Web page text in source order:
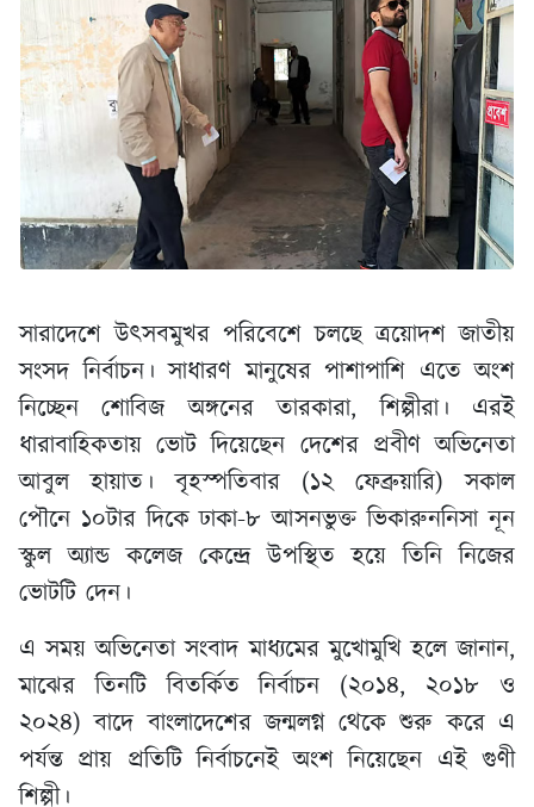
সারাদেশে উৎসবমুখর পরিবেশে চলছে ত্রয়োদশ জাতীয়
সংসদ নির্বাচন। সাধারণ মানুষের পাশাপাশি এতে অংশ
নিচ্ছেন শোবিজ অঙ্গনের তারকারা, শিল্পীরা। এরই
ধারাবাহিকতায় ভোট দিয়েছেন দেশের প্রবীণ অভিনেতা
আবুল হায়াত। বৃহস্পতিবার (১২ ফেব্রুয়ারি) সকাল
পৌনে ১০টার দিকে ঢাকা-৮ আসনভুক্ত ভিকারুননিসা নূন
স্কুল অ্যান্ড কলেজ কেন্দ্রে উপস্থিত হয়ে তিনি নিজের
ভোটটি দেন।
এ সময় অভিনেতা সংবাদ মাধ্যমের মুখোমুখি হলে জানান,
মাঝের তিনটি বিতর্কিত নির্বাচন (২০১৪, ২০১৮ ও
২০২৪) বাদে বাংলাদেশের জন্মলগ্ন থেকে শুরু করে এ
পর্যন্ত প্রায় প্রতিটি নির্বাচনেই অংশ নিয়েছেন এই গুণী
শিল্পী।